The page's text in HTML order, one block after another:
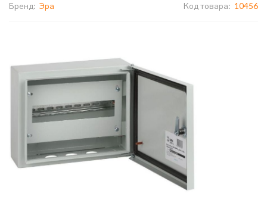
Бренд: Эра Код товара: 10456